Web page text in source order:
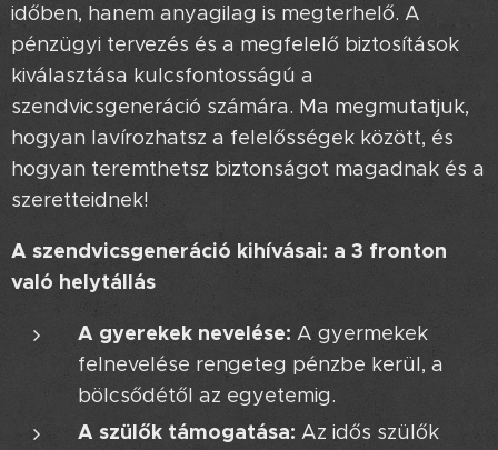
időben, hanem anyagilag is megterhelő. A
pénzügyi tervezés és a megfelelő biztosítások
kiválasztása kulcsfontosságú a
szendvicsgeneráció számára. Ma megmutatjuk,
hogyan lavírozhatsz a felelősségek között, és
hogyan teremthetsz biztonságot magadnak és a
szeretteidnek!
A szendvicsgeneráció kihívásai: a 3 fronton
való helytállás
A gyerekek nevelése: A gyermekek
felnevelése rengeteg pénzbe kerül, a
bölcsődétől az egyetemig.
A szülők támogatása: Az idős szülők